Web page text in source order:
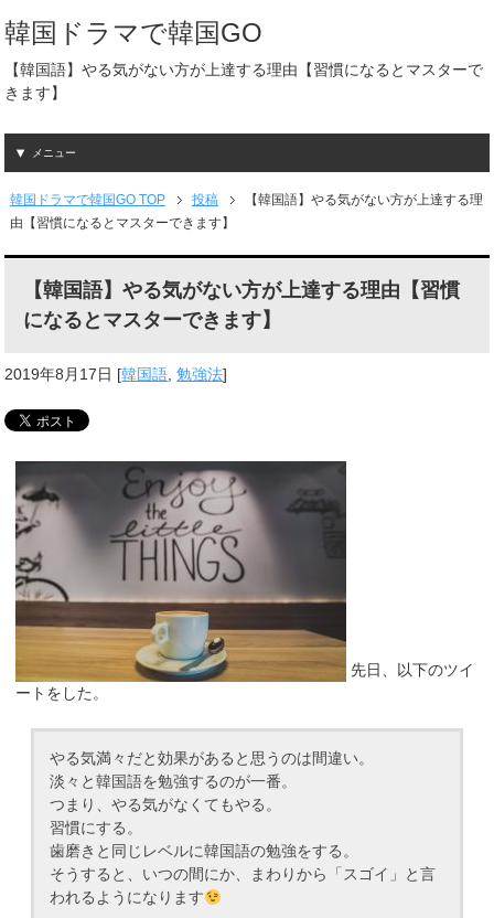
韓国ドラマで韓国GO
【韓国語】やる気がない方が上達する理由【習慣になるとマスターで
きます】
メニュー
韓国ドラマで韓国GO TOP 投稿
【韓国語】やる気がない方が上達する理
由【習慣になるとマスターできます】
【韓国語】やる気がない方が上達する理由【習慣
になるとマスターできます】
2019年8月17日 [韓国語,勉強法]
先日、以下のツイ
ートをした。
やる気満々だと効果があると思うのは間違い。
淡々と韓国語を勉強するのが一番。
つまり、やる気がなくてもやる。
習慣にする。
歯磨きと同じレベルに韓国語の勉強をする。
そうすると、いつの間にか、まわりから「スゴイ」と言
われるようになります